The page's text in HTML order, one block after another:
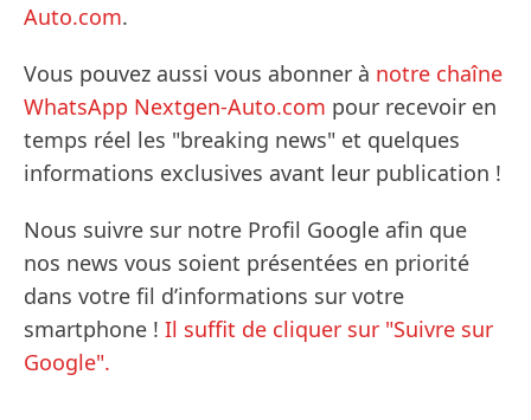
Auto.com.
Vous pouvez aussi vous abonner à notre chaîne
WhatsApp Nextgen-Auto.com pour recevoir en
temps réel les "breaking news" et quelques
informations exclusives avant leur publication !
Nous suivre sur notre Profil Google afin que
nos news vous soient présentées en priorité
dans votre fil d’informations sur votre
smartphone ! Il suffit de cliquer sur "Suivre sur
Google".